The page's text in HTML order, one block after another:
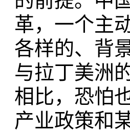
革，一个主
各样的、背
与拉丁美洲
相比，恐怕
产业政策和